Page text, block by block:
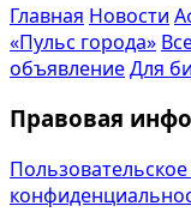
Главная Новости
«Пульс города»
объявлениеДля
Правовая